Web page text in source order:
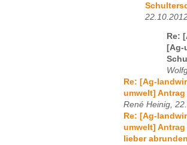
Re:
[Ag-
Re: [Ag-
umwelt]
René Heinig,
Re: [Ag-
umwelt]
lieber